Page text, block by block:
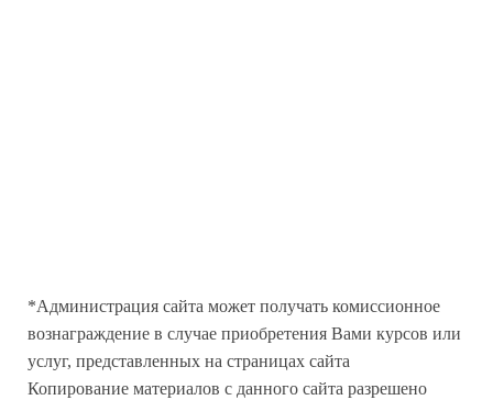
*Администрация сайта может получать комиссионное
вознаграждение в случае приобретения Вами курсов или
услуг, представленных на страницах сайта
Копирование материалов с данного сайта разрешено